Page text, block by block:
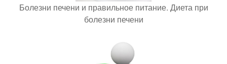
Болезни печени и правильное питание. Диета при
болезни печени